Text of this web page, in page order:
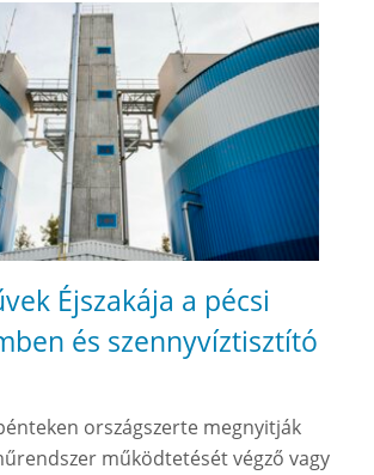
Éjszakája a pécsi
és szennyvíztisztító
országszerte megnyitják
működtetését végző vagy